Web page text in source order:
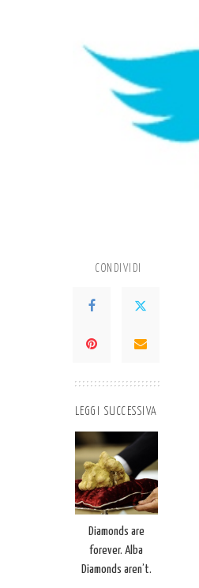
CONDIVIDI
LEGGI SUCCESSIVA
Diamonds are
forever. Alba
Diamonds aren’t.